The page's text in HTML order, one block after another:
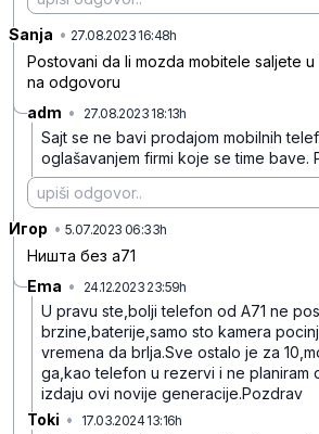
Sanja • 27.08.2023 16:48h
Postovani da li mozda mobitele saljete u
na odgovoru
adm • 27.08.2023 18:13h
Sajt se ne bavi prodajom mobilnih
oglašavanjem firmi koje se time bave.
Игор • 5.07.2023 06:33h
Ништа без а71
Ema • 24.12.2023 23:59h
U pravu ste,bolji telefon od A71 ne
brzine,baterije,samo sto kamera
vremena da brlja.Sve ostalo je za
ga,kao telefon u rezervi i ne planiram
izdaju ovi novije generacije.Pozdrav
Toki • 17.03.2024 13:16h